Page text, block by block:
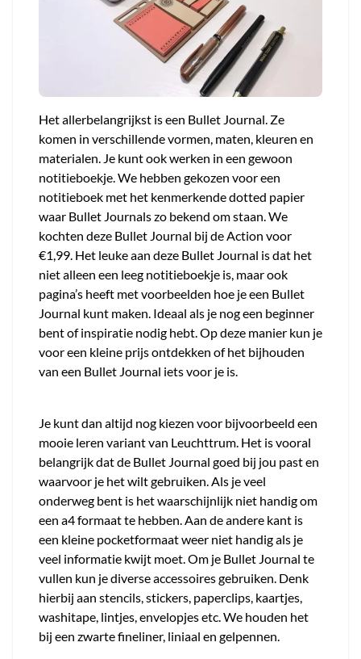
Het allerbelangrijkst is een Bullet Journal. Ze
komen in verschillende vormen, maten, kleuren en
materialen. Je kunt ook werken in een gewoon
notitieboekje. We hebben gekozen voor een
notitieboek met het kenmerkende dotted papier
waar Bullet Journals zo bekend om staan. We
kochten deze Bullet Journal bij de Action voor
€1,99. Het leuke aan deze Bullet Journal is dat het
niet alleen een leeg notitieboekje is, maar ook
pagina’s heeft met voorbeelden hoe je een Bullet
Journal kunt maken. Ideaal als je nog een beginner
bent of inspiratie nodig hebt. Op deze manier kun je
voor een kleine prijs ontdekken of het bijhouden
van een Bullet Journal iets voor je is.
Je kunt dan altijd nog kiezen voor bijvoorbeeld een
mooie leren variant van Leuchttrum. Het is vooral
belangrijk dat de Bullet Journal goed bij jou past en
waarvoor je het wilt gebruiken. Als je veel
onderweg bent is het waarschijnlijk niet handig om
een a4 formaat te hebben. Aan de andere kant is
een kleine pocketformaat weer niet handig als je
veel informatie kwijt moet. Om je Bullet Journal te
vullen kun je diverse accessoires gebruiken. Denk
hierbij aan stencils, stickers, paperclips, kaartjes,
washitape, lintjes, envelopjes etc. We houden het
bij een zwarte fineliner, liniaal en gelpennen.